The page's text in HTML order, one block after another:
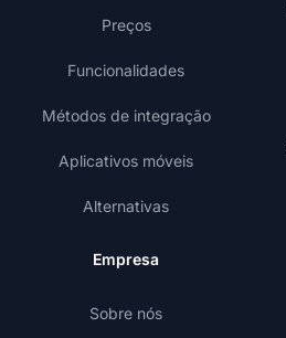
Preços
Funcionalidades
Métodos de integração
Aplicativos móveis
Alternativas
Empresa
Sobre nós